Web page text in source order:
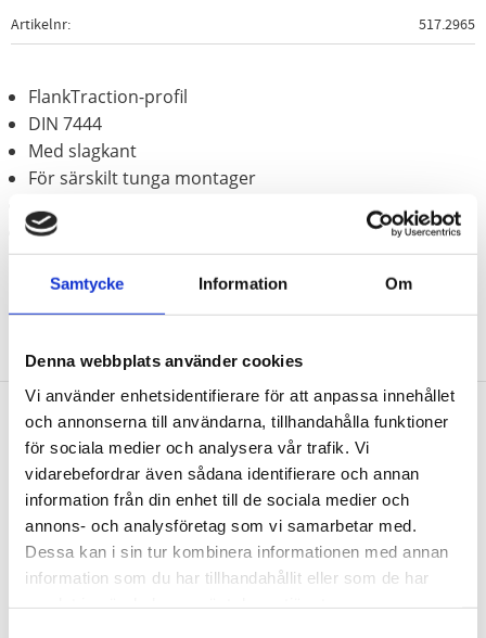
Samtycke Information Om
Denna webbplats använder cookies
Vi använder enhetsidentifierare för att anpassa innehållet
och annonserna till användarna, tillhandahålla funktioner
för sociala medier och analysera vår trafik. Vi
vidarebefordrar även sådana identifierare och annan
information från din enhet till de sociala medier och
annons- och analysföretag som vi samarbetar med.
Dessa kan i sin tur kombinera informationen med annan
information som du har tillhandahållit eller som de har
Artikelnr 517.2965
FlankTraction-profil
DIN 7444
Med slagkant
För särskilt tunga montager
Behandlat med fosfor
Krom molybden
Nyhetsbrev
PRENUMERERA